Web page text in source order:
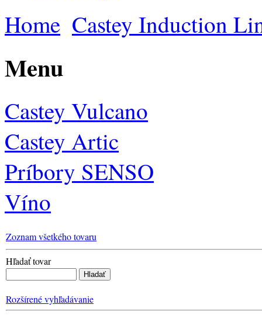
Home Castey Induction
Menu
Castey Vulcano
Castey Artic
Príbory SENSO
Víno
Zoznam všetkého tovaru
Hľadať tovar
Rozšírené vyhľadávanie